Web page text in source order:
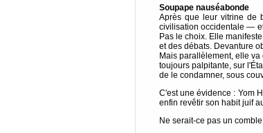
Soupape nauséabonde
Après que leur vitrine de
civilisation occidentale —
Pas le choix. Elle
et des débats. Devanture
Mais parallèlement, elle
toujours palpitante, sur
de le condamner, sous
C'est une évidence : Yom
enfin revêtir son habit juif
Ne serait-ce pas un